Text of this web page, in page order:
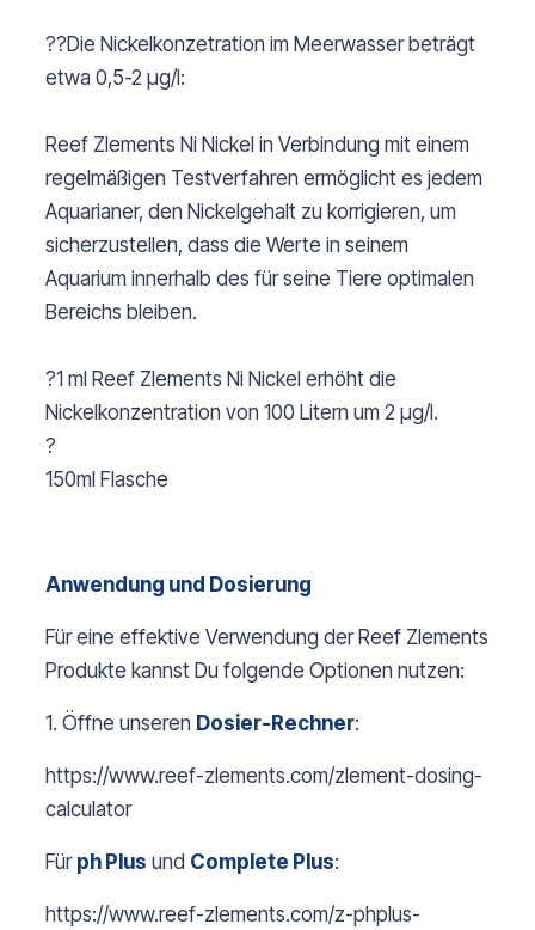
??Die Nickelkonzetration im Meerwasser beträgt
etwa 0,5-2 µg/l:
Reef Zlements Ni Nickel in Verbindung mit einem
regelmäßigen Testverfahren ermöglicht es jedem
Aquarianer, den Nickelgehalt zu korrigieren, um
sicherzustellen, dass die Werte in seinem
Aquarium innerhalb des für seine Tiere optimalen
Bereichs bleiben.
?1 ml Reef Zlements Ni Nickel erhöht die
Nickelkonzentration von 100 Litern um 2 µg/l.
?
150ml Flasche
Anwendung und Dosierung
Für eine effektive Verwendung der Reef Zlements
Produkte kannst Du folgende Optionen nutzen:
1. Öffne unseren Dosier-Rechner:
https://www.reef-zlements.com/zlement-dosing-
calculator
Für ph Plus und Complete Plus:
https://www.reef-zlements.com/z-phplus-